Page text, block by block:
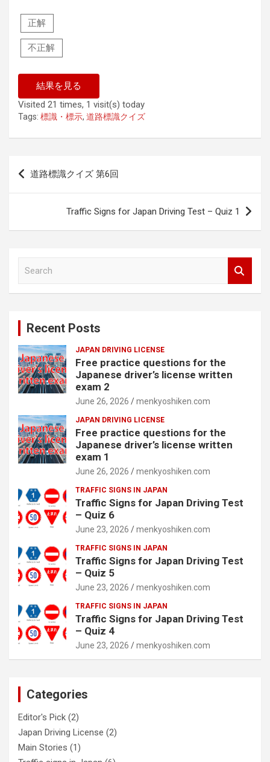
正解
不正解
Visited 21 times, 1 visit(s) today
Tags: 標識・標示, 道路標識クイズ
Post
navigation
道路標識クイズ 第6回
Traffic Signs for Japan Driving Test – Quiz 1
Recent Posts
JAPAN DRIVING LICENSE
Free practice questions for the
Japanese driver’s license written
exam 2
June 26, 2026 menkyoshiken.com
JAPAN DRIVING LICENSE
Free practice questions for the
Japanese driver’s license written
exam 1
June 26, 2026 menkyoshiken.com
TRAFFIC SIGNS IN JAPAN
Traffic Signs for Japan Driving Test
– Quiz 6
June 23, 2026 menkyoshiken.com
TRAFFIC SIGNS IN JAPAN
Traffic Signs for Japan Driving Test
– Quiz 5
June 23, 2026 menkyoshiken.com
TRAFFIC SIGNS IN JAPAN
Traffic Signs for Japan Driving Test
– Quiz 4
June 23, 2026 menkyoshiken.com
Categories
Editor's Pick (2)
Japan Driving License (2)
Main Stories (1)